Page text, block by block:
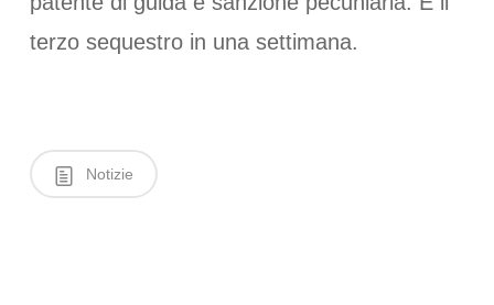
terzo sequestro in una settimana.
Notizie